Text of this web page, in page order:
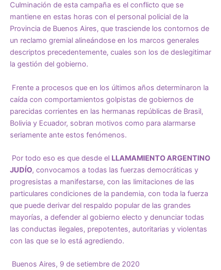
Culminación de esta campaña es el conflicto que se
mantiene en estas horas con el personal policial de la
Provincia de Buenos Aires, que trasciende los contornos de
un reclamo gremial alineándose en los marcos generales
descriptos precedentemente, cuales son los de deslegitimar
la gestión del gobierno.
Frente a procesos que en los últimos años determinaron la
caída con comportamientos golpistas de gobiernos de
parecidas corrientes en las hermanas repúblicas de Brasil,
Bolivia y Ecuador, sobran motivos como para alarmarse
seriamente ante estos fenómenos.
Por todo eso es que desde el LLAMAMIENTO ARGENTINO
JUDÍO, convocamos a todas las fuerzas democráticas y
progresistas a manifestarse, con las limitaciones de las
particulares condiciones de la pandemia, con toda la fuerza
que puede derivar del respaldo popular de las grandes
mayorías, a defender al gobierno electo y denunciar todas
las conductas ilegales, prepotentes, autoritarias y violentas
con las que se lo está agrediendo.
Buenos Aires, 9 de setiembre de 2020